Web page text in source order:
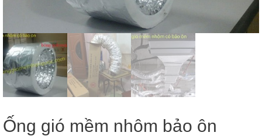
Ống gió mềm nhôm bảo ôn